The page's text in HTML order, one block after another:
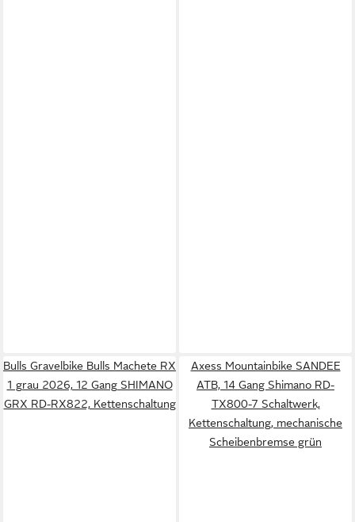
Bulls Gravelbike Bulls Machete RX
1 grau 2026, 12 Gang SHIMANO
GRX RD-RX822, Kettenschaltung
Axess Mountainbike SANDEE
ATB, 14 Gang Shimano RD-
TX800-7 Schaltwerk,
Kettenschaltung, mechanische
Scheibenbremse grün